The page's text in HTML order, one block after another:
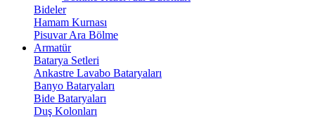
Bideler
Hamam Kurnası
Pisuvar Ara Bölme
Armatür
Batarya Setleri
Ankastre Lavabo Bataryaları
Banyo Bataryaları
Bide Bataryaları
Duş Kolonları